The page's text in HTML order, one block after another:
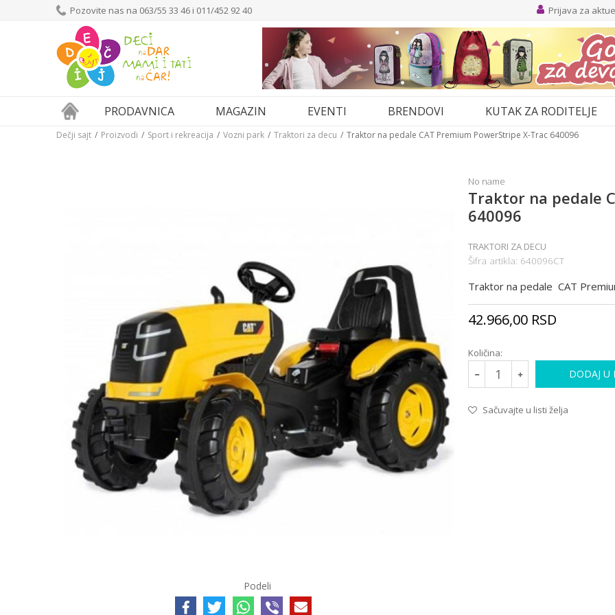
Pozovite nas na 063/55 33 46 i 011/452 92 40 Prijava za
PRODAVNICA MAGAZIN EVENTI BRENDOVI KUTAK ZA RODITELJE
Dečji sajt Proizvodi Sport i rekreacija Vozni park Traktori za decu Traktor na pedale CAT Premium PowerStripe X-Trac 640096
Podeli
No name
Traktor na pedale
640096
TRAKTORI ZA DECU
Šifra artikla: 640096CT
Traktor na pedale CAT
42.966,00 RSD
Količina:
DODAJ U
Sačuvajte u listi želja